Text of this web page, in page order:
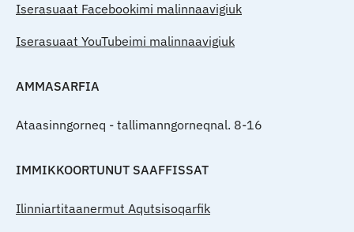
Iserasuaat Facebookimi malinnaavigiuk
Iserasuaat YouTubeimi malinnaavigiuk
AMMASARFIA
Ataasinngorneq - tallimanngorneqnal. 8-16
IMMIKKOORTUNUT SAAFFISSAT
Ilinniartitaanermut Aqutsisoqarfik